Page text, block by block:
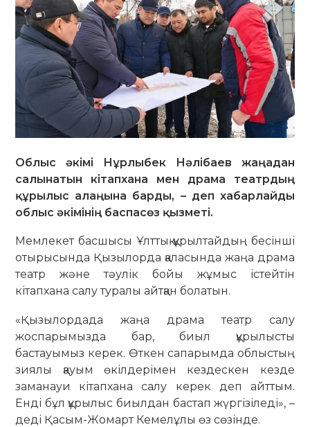
Облыс әкімі Нұрлыбек Нәлібаев жаңадан
салынатын кітапхана мен драма театрдың
құрылыс алаңына барды, – деп хабарлайды
облыс әкімінің баспасөз қызметі.
Мемлекет басшысы Ұлттық құрылтайдың бесінші
отырысында Қызылорда қаласында жаңа драма
театр және тәулік бойы жұмыс істейтін
кітапхана салу туралы айтқан болатын.
«Қызылордада жаңа драма театр салу
жоспарымызда бар, биыл құрылысты
бастауымыз керек. Өткен сапарымда облыстың
зиялы қауым өкілдерімен кездескен кезде
заманауи кітапхана салу керек деп айттым.
Енді бұл құрылыс биылдан бастап жүргізіледі», –
деді Қасым-Жомарт Кемелұлы өз сөзінде.